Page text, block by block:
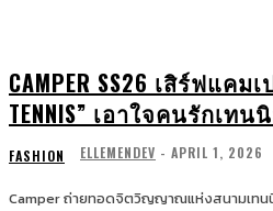
CAMPER SS26 เสิร์ฟแคมเ
TENNIS” เอาใจคนรักเทน
FASHION ELLEMENDEV - APRIL 1, 2026
Camper ถ่ายทอดจิตวิญญาณแห่งสนามเทน